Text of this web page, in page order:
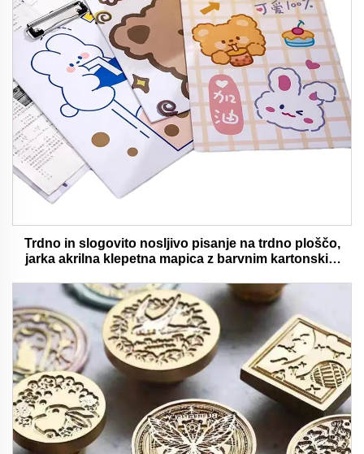
Trdno in slogovito nosljivo pisanje na trdno ploščo,
jarka akrilna klepetna mapica z barvnim kartonskim